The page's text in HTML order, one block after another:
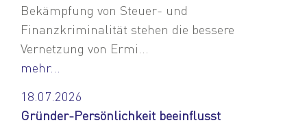
Bekämpfung von Steuer- und
Finanzkriminalität stehen die bessere
Vernetzung von Ermi...
mehr...
18.07.2026
Gründer-Persönlichkeit beeinflusst